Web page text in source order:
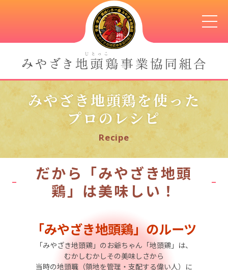
みやざき地頭鶏を使った
プロのレシピ
Recipe
だから「みやざき地頭
鶏」は美味しい！
「みやざき地頭鶏」のルーツ
「みやざき地頭鶏」のお爺ちゃん「地頭鶏」は、
むかしむかしその美味しさから
当時の地頭職（領地を管理・支配する偉い人）に